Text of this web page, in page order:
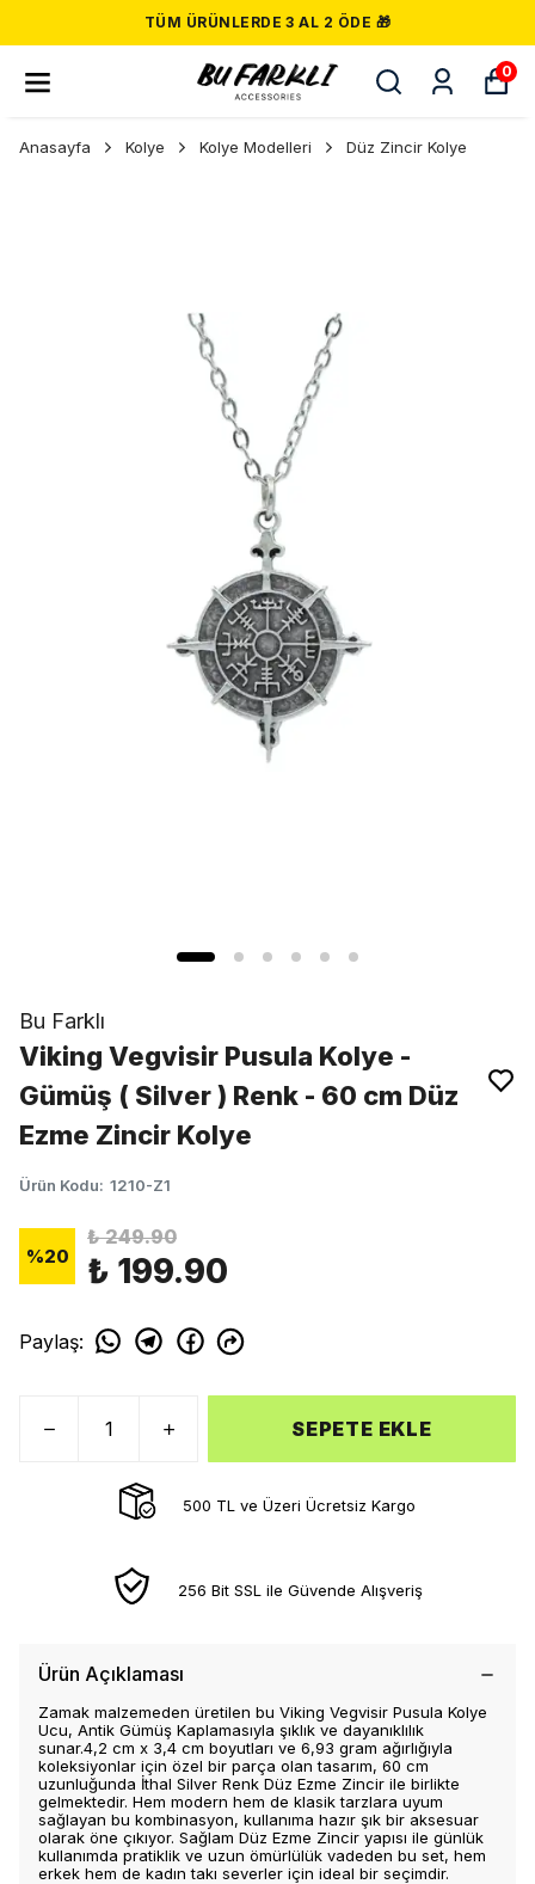
TÜM ÜRÜNLERDE 3 AL 2 ÖDE 🎁
0
Anasayfa Kolye Kolye Modelleri Düz Zincir Kolye
Bu Farklı
Viking Vegvisir Pusula Kolye -
Gümüş ( Silver ) Renk - 60 cm Düz
Ezme Zincir Kolye
Ürün Kodu: 1210-Z1
%20
₺ 249.90
₺ 199.90
Paylaş:
SEPETE EKLE
500 TL ve Üzeri Ücretsiz Kargo
256 Bit SSL ile Güvende Alışveriş
Ürün Açıklaması
Zamak malzemeden üretilen bu Viking Vegvisir Pusula Kolye
Ucu, Antik Gümüş Kaplamasıyla şıklık ve dayanıklılık
sunar.4,2 cm x 3,4 cm boyutları ve 6,93 gram ağırlığıyla
koleksiyonlar için özel bir parça olan tasarım, 60 cm
uzunluğunda İthal Silver Renk Düz Ezme Zincir ile birlikte
gelmektedir. Hem modern hem de klasik tarzlara uyum
sağlayan bu kombinasyon, kullanıma hazır şık bir aksesuar
olarak öne çıkıyor. Sağlam Düz Ezme Zincir yapısı ile günlük
kullanımda pratiklik ve uzun ömürlülük vadeden bu set, hem
erkek hem de kadın takı severler için ideal bir seçimdir.